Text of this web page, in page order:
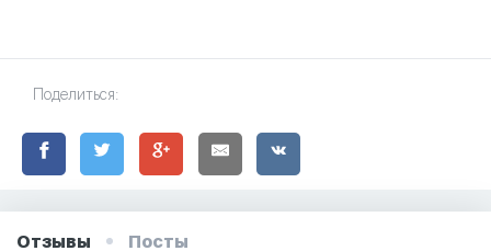
Поделиться:
Отзывы Посты